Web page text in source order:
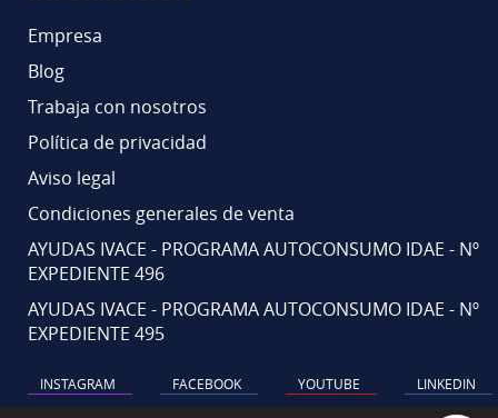
Empresa
Blog
Trabaja con nosotros
Política de privacidad
Aviso legal
Condiciones generales de venta
AYUDAS IVACE - PROGRAMA AUTOCONSUMO IDAE - Nº
EXPEDIENTE 496
AYUDAS IVACE - PROGRAMA AUTOCONSUMO IDAE - Nº
EXPEDIENTE 495
INSTAGRAM FACEBOOK YOUTUBE LINKEDIN